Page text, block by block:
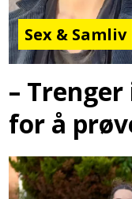
Sex & Samliv
–
for å